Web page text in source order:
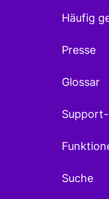
Häufig
Presse
Glossar
Suche